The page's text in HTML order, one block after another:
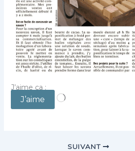
J’aime ça :
J’aime Chargement…
SUIVANT